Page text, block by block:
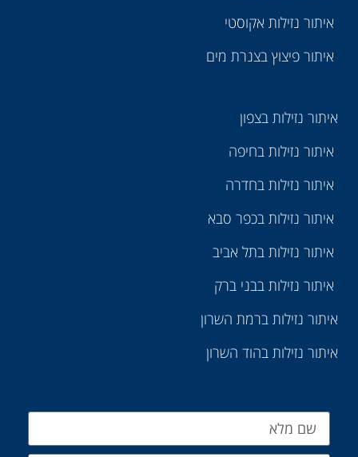
איתור נזילות בצפון
איתור נזילות בחיפה
איתור נזילות בחדרה
איתור נזילות בכפר סבא
איתור נזילות בתל אביב
איתור נזילות בבני ברק
איתור נזילות ברמת השרון
איתור נזילות בהוד השרון
איתור נזילות אקוסטי
איתור פיצוץ בצנרת מים